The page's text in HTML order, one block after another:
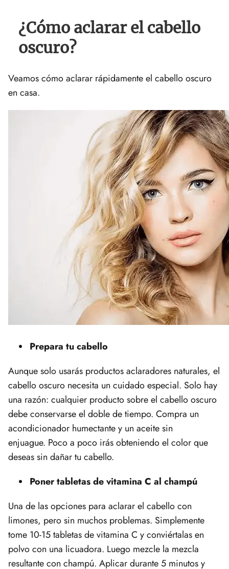
¿Cómo aclarar el cabello
oscuro?
Veamos cómo aclarar rápidamente el cabello oscuro
en casa.
Prepara tu cabello
Aunque solo usarás productos aclaradores naturales, el
cabello oscuro necesita un cuidado especial. Solo hay
una razón: cualquier producto sobre el cabello oscuro
debe conservarse el doble de tiempo. Compra un
acondicionador humectante y un aceite sin
enjuague. Poco a poco irás obteniendo el color que
deseas sin dañar tu cabello.
Poner tabletas de vitamina C al champú
Una de las opciones para aclarar el cabello con
limones, pero sin muchos problemas. Simplemente
tome 10-15 tabletas de vitamina C y conviértalas en
polvo con una licuadora. Luego mezcle la mezcla
resultante con champú. Aplicar durante 5 minutos y